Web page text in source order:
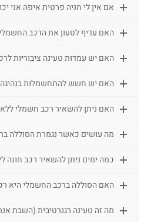
אם אין לי חניה פרטית איפה אני
האם עדיף לטעון את הרכב
האם יש עמדות טעינה ציבוריות
האם יש חשש להתחשמלות
האם ניתן להשאיר רכב חשמלי
מה עושים כאשר נגמרת הסוללה
כמה ימים ניתן להשאיר רכב חונה
האם הסוללה ברכב החשמלי היא
מה זה טעינה רגנרטיבית (השבת